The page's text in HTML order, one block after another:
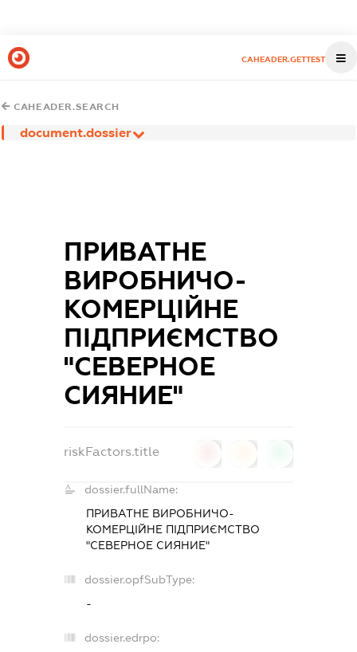
CAHEADER.GETTEST
CAHEADER.SEARCH
document.dossier
ПРИВАТНЕ
ВИРОБНИЧО-
КОМЕРЦІЙНЕ
ПІДПРИЄМСТВО
"СЕВЕРНОЕ
СИЯНИЕ"
riskFactors.title
dossier.fullName:
ПРИВАТНЕ ВИРОБНИЧО-
КОМЕРЦІЙНЕ ПІДПРИЄМСТВО
"СЕВЕРНОЕ СИЯНИЕ"
dossier.opfSubType:
-
dossier.edrpo: